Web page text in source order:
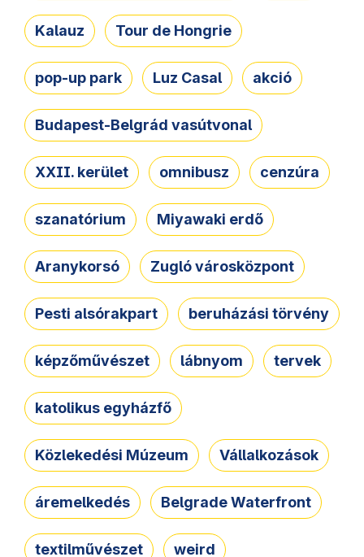
Kalauz Tour de Hongrie
pop-up park Luz Casal akció
Budapest-Belgrád vasútvonal
XXII. kerület omnibusz cenzúra
szanatórium Miyawaki erdő
Aranykorsó Zugló városközpont
Pesti alsórakpart beruházási törvény
képzőművészet lábnyom tervek
katolikus egyházfő
Közlekedési Múzeum Vállalkozások
áremelkedés Belgrade Waterfront
textilművészet weird